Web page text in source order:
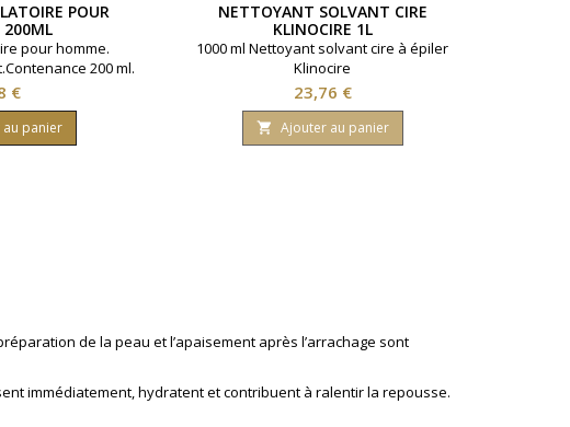
POUR
200ML
pour homme.
200 ml.
€
panier
NETTOYANT SOLVANT CIRE
KLINOCIRE 1L
1000 ml Nettoyant solvant cire à épiler
Klinocire
Prix
23,76 €
 Ajouter au panier
de la peau et l’apaisement après l’arrachage sont
immédiatement, hydratent et contribuent à ralentir la repousse.